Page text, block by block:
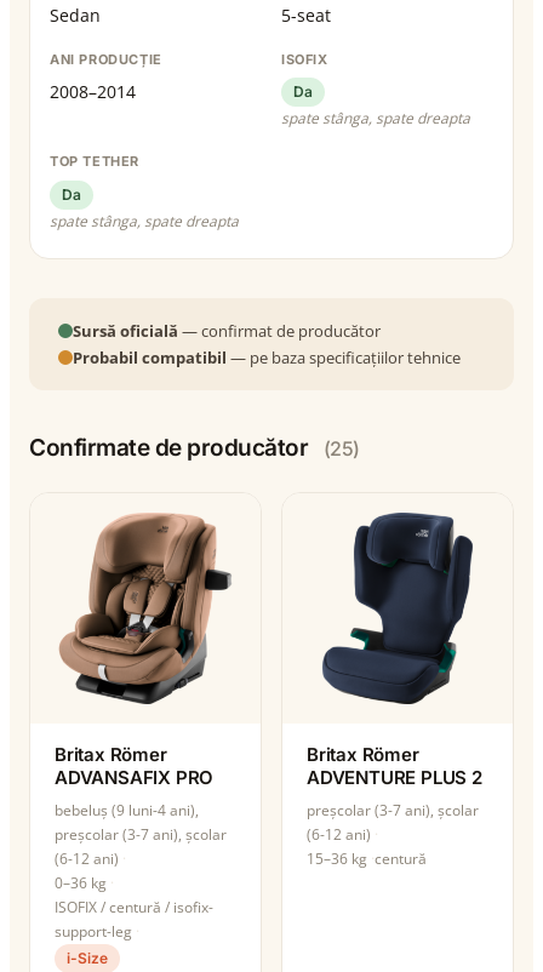
Sedan 5-seat
ANI PRODUCȚIE
2008–2014
ISOFIX
Da
spate stânga, spate dreapta
TOP TETHER
Da
spate stânga, spate dreapta
Sursă oficială — confirmat de producător
Probabil compatibil — pe baza specificațiilor tehnice
Confirmate de producător (25)
Britax Römer
ADVANSAFIX PRO
bebeluș (9 luni-4 ani),
preșcolar (3-7 ani), școlar
(6-12 ani)
0–36 kg
ISOFIX / centură / isofix-
support-leg
i-Size
Britax Römer
ADVENTURE PLUS 2
preșcolar (3-7 ani), școlar
(6-12 ani)
15–36 kg centură